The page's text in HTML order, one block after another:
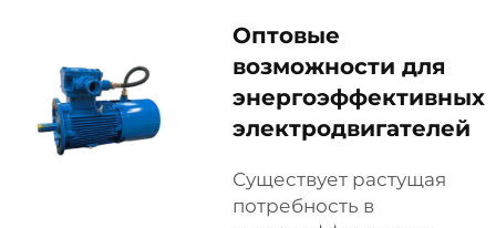
Оптовые
возможности для
энергоэффективных
электродвигателей
Существует растущая
потребность в